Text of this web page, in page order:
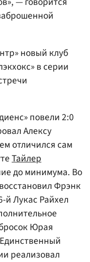
новый клуб
в серии
повели 2:0
Алексу
отличился сам
Тайлер
до минимума. Во
Фрэнк
й Лукас Райхел
Юрая
реализовал